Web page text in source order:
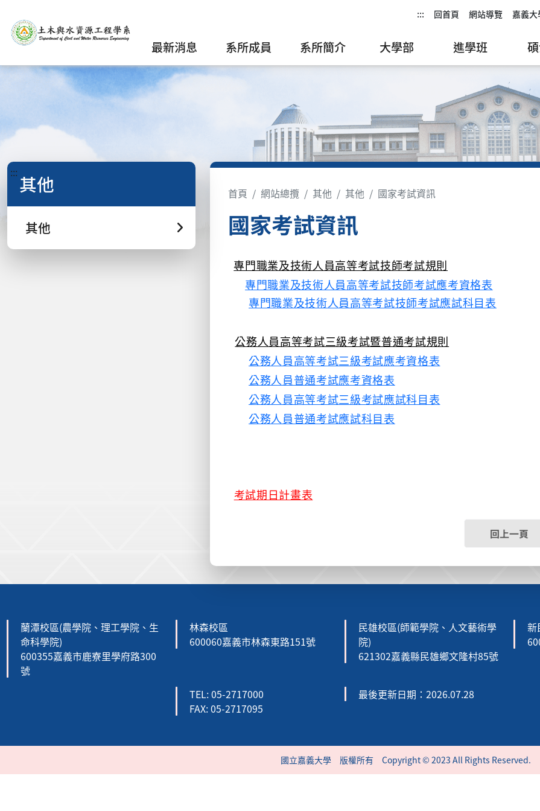
::: 回首頁 網站導覽 嘉義大
最新消息 系所成員 系所簡介 大學部 進學班
::: 其他
其他
首頁 網站總攬 其他 其他 國家考試資訊
國家考試資訊
專門職業及技術人員高等考試技師考試規則
專門職業及技術人員高等考試技師考試應考資格表
專門職業及技術人員高等考試技師考試應試科目表
公務人員高等考試三級考試暨普通考試規則
公務人員高等考試三級考試應考資格表
公務人員普通考試應考資格表
公務人員高等考試三級考試應試科目表
公務人員普通考試應試科目表
考試期日計畫表
回上一頁
蘭潭校區(農學院、理工學院、生
命科學院)
600355嘉義市鹿寮里學府路300
號
林森校區
600060嘉義市林森東路151號
民雄校區(師範學院、人文藝術學
院)
621302嘉義縣民雄鄉文隆村85號
新
TEL: 05-2717000
FAX: 05-2717095
最後更新日期：2026.07.28
國立嘉義大學 版權所有 Copyright © 2023 All Rights Reserved.